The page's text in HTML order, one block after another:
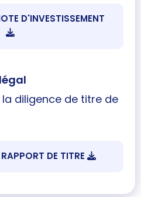
D'INVESTISSEMENT
diligence de titre de
DE TITRE